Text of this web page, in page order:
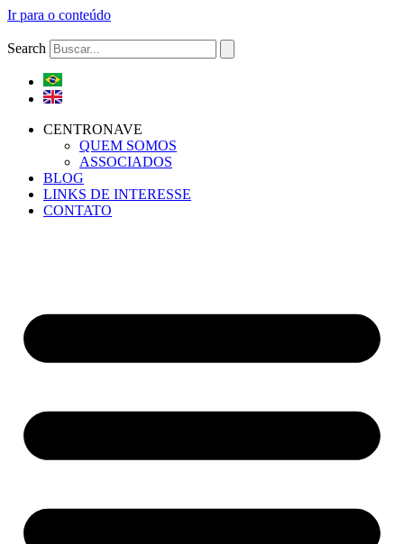
Ir para o conteúdo
Search
CENTRONAVE
QUEM SOMOS
ASSOCIADOS
BLOG
LINKS DE INTERESSE
CONTATO